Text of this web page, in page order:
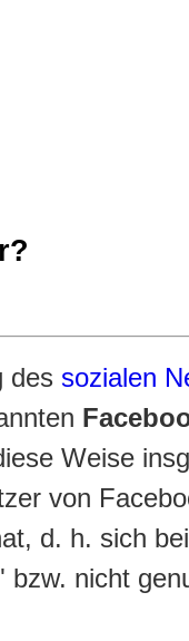
des sozialen
Weise
von
d. h. sich
bzw. nicht